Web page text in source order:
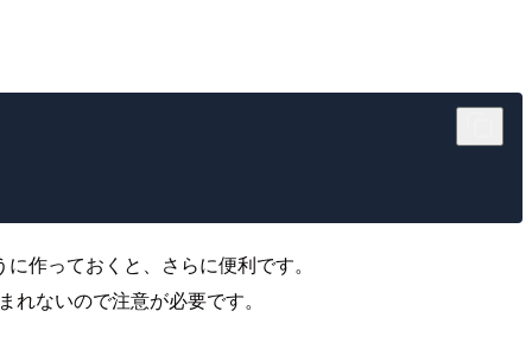
作っておくと、さらに便利です。
ないので注意が必要です。